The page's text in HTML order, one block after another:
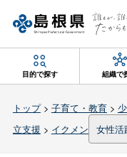
目的で探す 組織で
トップ> 子育て・教育>
立支援 > イクメン 女性活